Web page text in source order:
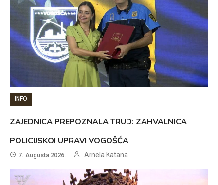
INFO
ZAJEDNICA PREPOZNALA TRUD: ZAHVALNICA
POLICIJSKOJ UPRAVI VOGOŠĆA
7. Augusta 2026. Arnela Katana